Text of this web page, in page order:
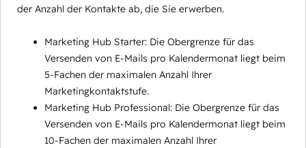
der Anzahl der Kontakte ab, die Sie erwerben.
Marketing Hub Starter: Die Obergrenze für das
Versenden von E-Mails pro Kalendermonat liegt beim
5-Fachen der maximalen Anzahl Ihrer
Marketingkontaktstufe.
Marketing Hub Professional: Die Obergrenze für das
Versenden von E-Mails pro Kalendermonat liegt beim
10-Fachen der maximalen Anzahl Ihrer